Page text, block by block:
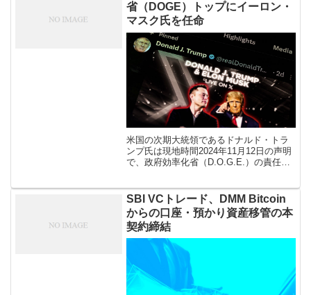
省（DOGE）トップにイーロン・
マスク氏を任命
米国の次期大統領であるドナルド・トラ
ンプ氏は現地時間2024年11月12日の声明
で、政府効率化省（D.O.G.E.）の責任者
た。 政府効率化省（D. […]
SBI VCトレード、DMM Bitcoin
からの口座・預かり資産移管の本
契約締結